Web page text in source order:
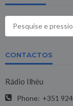
CONTACTOS
Rádio Ilhéu
Phone: +351